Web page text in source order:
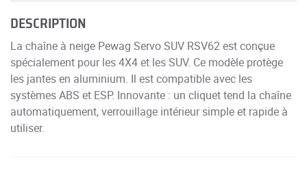
DESCRIPTION
La chaîne à neige Pewag Servo SUV RSV62 est conçue
spécialement pour les 4X4 et les SUV. Ce modèle protège
les jantes en aluminium. Il est compatible avec les
systèmes ABS et ESP. Innovante : un cliquet tend la chaîne
automatiquement, verrouillage intérieur simple et rapide à
utiliser.